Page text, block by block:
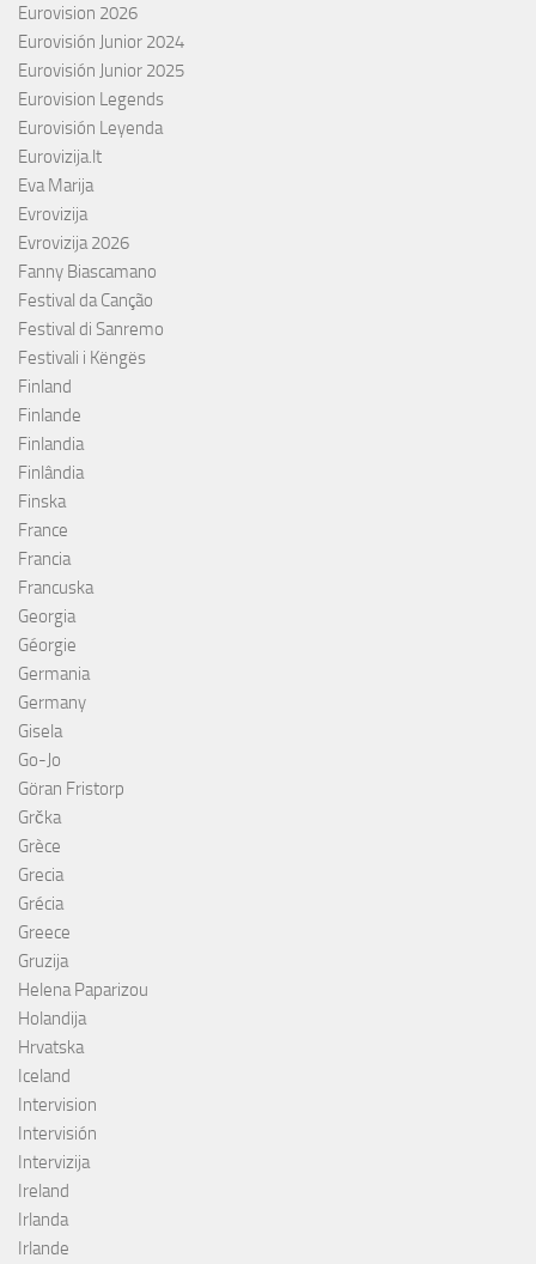
Eurovision 2026
Eurovisión Junior 2024
Eurovisión Junior 2025
Eurovision Legends
Eurovisión Leyenda
Eurovizija.lt
Eva Marija
Evrovizija
Evrovizija 2026
Fanny Biascamano
Festival da Canção
Festival di Sanremo
Festivali i Këngës
Finland
Finlande
Finlandia
Finlândia
Finska
France
Francia
Francuska
Georgia
Géorgie
Germania
Germany
Gisela
Go-Jo
Göran Fristorp
Grčka
Grèce
Grecia
Grécia
Greece
Gruzija
Helena Paparizou
Holandija
Hrvatska
Iceland
Intervision
Intervisión
Intervizija
Ireland
Irlanda
Irlande